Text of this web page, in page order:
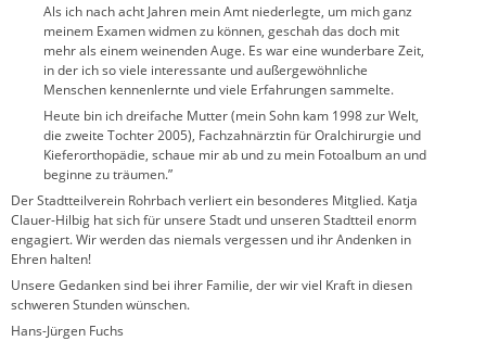
Als ich nach acht Jahren mein Amt niederlegte, um mich ganz
meinem Examen widmen zu können, geschah das doch mit
mehr als einem weinenden Auge. Es war eine wunderbare Zeit,
in der ich so viele interessante und außergewöhnliche
Menschen kennenlernte und viele Erfahrungen sammelte.
Heute bin ich dreifache Mutter (mein Sohn kam 1998 zur Welt,
die zweite Tochter 2005), Fachzahnärztin für Oralchirurgie und
Kieferorthopädie, schaue mir ab und zu mein Fotoalbum an und
beginne zu träumen.”
Der Stadtteilverein Rohrbach verliert ein besonderes Mitglied. Katja
Clauer-Hilbig hat sich für unsere Stadt und unseren Stadtteil enorm
engagiert. Wir werden das niemals vergessen und ihr Andenken in
Ehren halten!
Unsere Gedanken sind bei ihrer Familie, der wir viel Kraft in diesen
schweren Stunden wünschen.
Hans-Jürgen Fuchs